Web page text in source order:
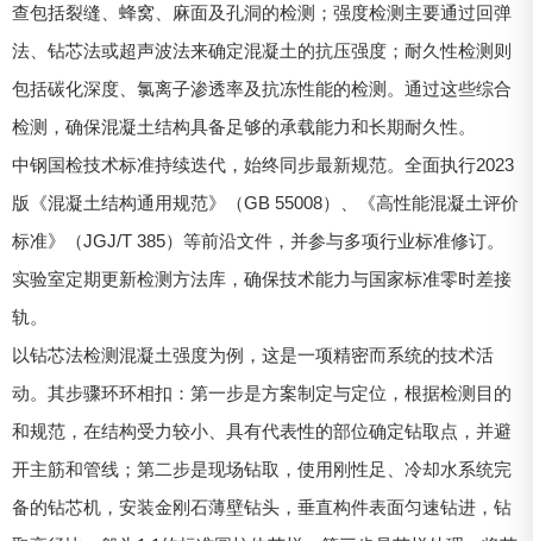
查包括裂缝、蜂窝、麻面及孔洞的检测；强度检测主要通过回弹
法、钻芯法或超声波法来确定混凝土的抗压强度；耐久性检测则
包括碳化深度、氯离子渗透率及抗冻性能的检测。通过这些综合
检测，确保混凝土结构具备足够的承载能力和长期耐久性。
中钢国检技术标准持续迭代，始终同步最新规范。全面执行2023
版《混凝土结构通用规范》（GB 55008）、《高性能混凝土评价
标准》（JGJ/T 385）等前沿文件，并参与多项行业标准修订。
实验室定期更新检测方法库，确保技术能力与国家标准零时差接
轨。
以钻芯法检测混凝土强度为例，这是一项精密而系统的技术活
动。其步骤环环相扣：第一步是方案制定与定位，根据检测目的
和规范，在结构受力较小、具有代表性的部位确定钻取点，并避
开主筋和管线；第二步是现场钻取，使用刚性足、冷却水系统完
备的钻芯机，安装金刚石薄壁钻头，垂直构件表面匀速钻进，钻